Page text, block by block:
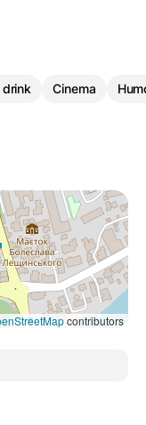
drink Cinema
contributors